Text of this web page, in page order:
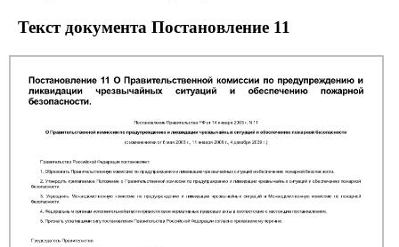
Текст документа Постановление 11